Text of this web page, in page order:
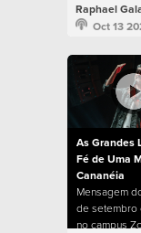
Oct 13
As Grandes
Fé de Uma
Cananéia
Mensagem
de setembro
no campus